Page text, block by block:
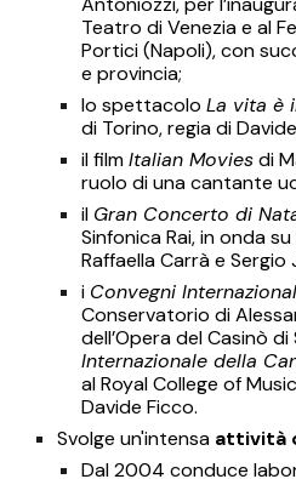
Teatro di Venezia e al
Portici (Napoli), con
e provincia;
lo spettacolo La vita è
di Torino, regia di
il film Italian Moviesdi
ruolo di una cantante
il Gran Concerto di
Sinfonica Rai, in onda
Raffaella Carrà e Sergio
i Convegni
Conservatorio di
dell’Opera del Casinò
Internazionale della
al Royal College of
Davide Ficco.
Svolge un'intensa attività
Dal 2004 conduce